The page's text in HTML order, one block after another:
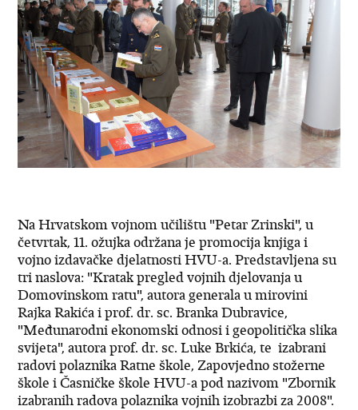
Na Hrvatskom vojnom učilištu "Petar Zrinski", u
četvrtak, 11. ožujka održana je promocija knjiga i
vojno izdavačke djelatnosti HVU-a. Predstavljena su
tri naslova: "Kratak pregled vojnih djelovanja u
Domovinskom ratu", autora generala u mirovini
Rajka Rakića i prof. dr. sc. Branka Dubravice,
"Međunarodni ekonomski odnosi i geopolitička slika
svijeta", autora prof. dr. sc. Luke Brkića, te izabrani
radovi polaznika Ratne škole, Zapovjedno stožerne
škole i Časničke škole HVU-a pod nazivom "Zbornik
izabranih radova polaznika vojnih izobrazbi za 2008".